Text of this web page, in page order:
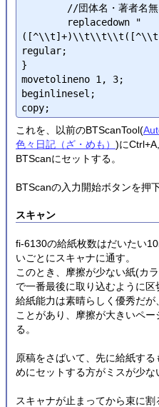
regular;
}
movetolineno 1, 3;
beginlinesel;
これを、以前のBTScanTool(
色々日記（ざ・めも） )に
BTScanにセットする。
BTScanの入力開始ボタンを押
スキャン
fi-6130の給紙枚数はだいたい
いごとにスキャナに通す。
このとき、摩擦が少ない紙(カ
で一番最後に取り込むように
給紙能力は素晴らしく優秀だ
ことがあり、摩擦が大きいペ
る。
原稿をさばいて、先に給紙す
めにセットする方がミスが少な
スキャナが止まってから束に